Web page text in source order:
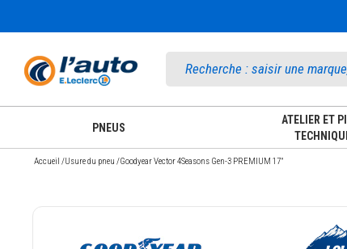
PNEUS
ATELIER ET
Accueil /Usure du pneu /Goodyear Vector 4Seasons Gen-3 PREMIUM 17"